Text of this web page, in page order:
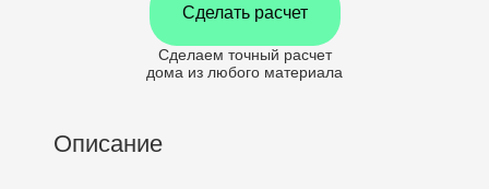
Сделать расчет
Сделаем точный расчет
дома из любого материала
Описание